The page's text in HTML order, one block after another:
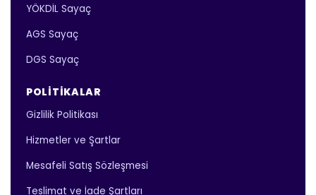
YÖKDİL Sayaç
AGS Sayaç
DGS Sayaç
POLITIKALAR
Gizlilik Politikası
Hizmetler ve Şartlar
Mesafeli Satış Sözleşmesi
Teslimat ve İade Şartları